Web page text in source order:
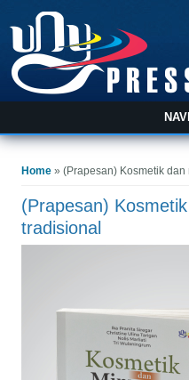
Home » (Prapesan) Kosmetik dan
(Prapesan)
tradisional